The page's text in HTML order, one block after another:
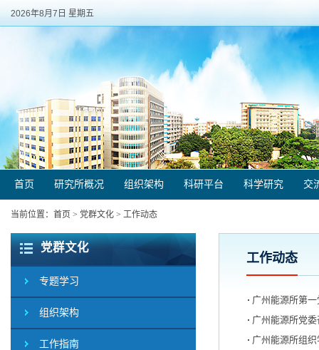
2026年8月7日 星期五
首页 研究所概况 组织架构 科研平台 科学研究 交
当前位置： 首页 > 党群文化 > 工作动态
党群文化
专题学习
组织架构
工作指南
工作动态
广州能源所第
广州能源所党
广州能源所组